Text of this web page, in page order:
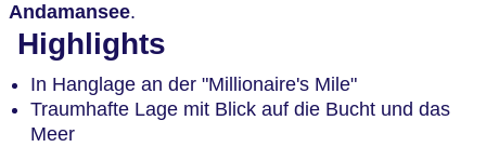
Andamansee.
Highlights
In Hanglage an der "Millionaire's Mile"
Traumhafte Lage mit Blick auf die Bucht und das
Meer